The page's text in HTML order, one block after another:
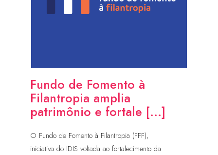
Fundo de Fomento à
Filantropia amplia
patrimônio e fortale [...]
O Fundo de Fomento à Filantropia (FFF),
iniciativa do IDIS voltada ao fortalecimento da